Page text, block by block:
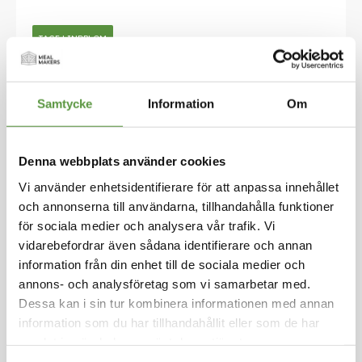
Samtycke Information Om
Denna webbplats använder cookies
Vi använder enhetsidentifierare för att anpassa innehållet
och annonserna till användarna, tillhandahålla funktioner
för sociala medier och analysera vår trafik. Vi
vidarebefordrar även sådana identifierare och annan
information från din enhet till de sociala medier och
annons- och analysföretag som vi samarbetar med.
Dessa kan i sin tur kombinera informationen med annan
information som du har tillhandahållit eller som de har
Passerade tomater,
Passata 1kg
Logga in för att handla
kta italienska smaker! Vår passata är noggrant
tillverkad för att fånga tomatens naturliga söt
ma och fylliga smak, perfekt för att lyfta dina f
avoriträtter till nya höjder. Med sin klarröda fär
g och lena konsistens passar den lika bra i allt f
rån klassiska pastasåser till soppor och grytor. S
nabbt och enkelt att tillaga och full av smak – e
tt oumbärligt tillskott i ditt kök – vilket kan vara
anledningen till att det är italienarnas absoluta
favorittomatprodukt.
TAGE LINDBLOM
till
av
bildgalleriet